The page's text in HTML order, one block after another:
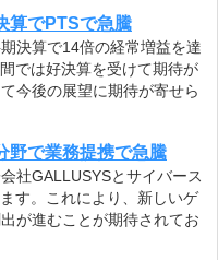
算でPTSで急騰
決算で14倍の経常増益を達
では好決算を受けて期待が
今後の展望に期待が寄せら
野で業務提携で急騰
社GALLUSYSとサイバース
す。これにより、新しいゲ
が進むことが期待されてお